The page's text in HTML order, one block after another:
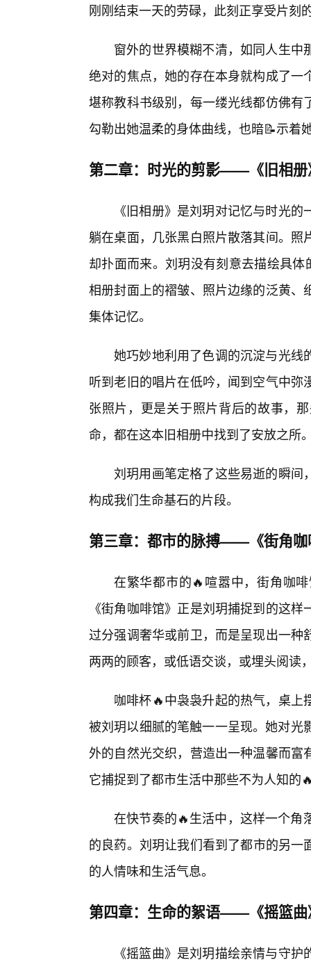
刚刚结束一天的劳碌，此刻正享受片刻
窗外的世界模糊不清，如同人生
绝对的焦点，她的存在本身就构成了
堪称教科书级别，每一缕光线都仿佛
勾勒出她温柔的身体曲线，也暗📝示着
第二章：时光的剪影——《旧相册
《旧相册》是刘玥对记忆与时光
躺在桌面，几张黑白照片散落其间。
却扑面而来。刘玥没有刻意去描绘具
相册封面上的褶皱、照片边缘的泛黄
集体记忆。
她巧妙地利用了色调的沉淀与光线
听到老旧的唱片在低吟，闻到空气中
张照片，更是关于照片背后的故事，
命，都在这本旧相册中找到了安放之所
刘玥用画笔定格了这些易逝的瞬间
构成我们生命基石的片段。
第三章：都市的脉搏——《街角咖
在繁华都市的🔥喧嚣中，街角咖
《街角咖啡馆》正是刘玥捕捉到的这
过分强调奢华或前卫，而是呈现出一
两两的顾客，或低语交谈，或埋头阅读
咖啡杯🔥中袅袅升起的热气，桌
被刘玥以细腻的笔触一一呈现。她对
外的自然光交织，营造出一种温馨而
它捕捉到了都市生活中那些不为人知的
在快节奏的🔥生活中，这样一个角
的良药。刘玥让我们看到了都市的另
的人情味和生活气息。
第四章：生命的絮语——《摇篮曲
《摇篮曲》是刘玥描绘亲情与守